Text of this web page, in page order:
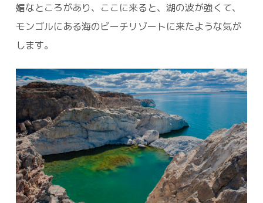
媚なところがあり、ここに来ると、湖の波が強くて、
モンゴルにある海のビーチリゾートに来たような気が
します。